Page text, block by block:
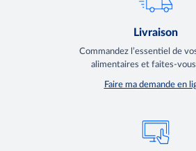
Livraison
Commandez l’essentiel de
alimentaires et faites-
Faire ma demande en